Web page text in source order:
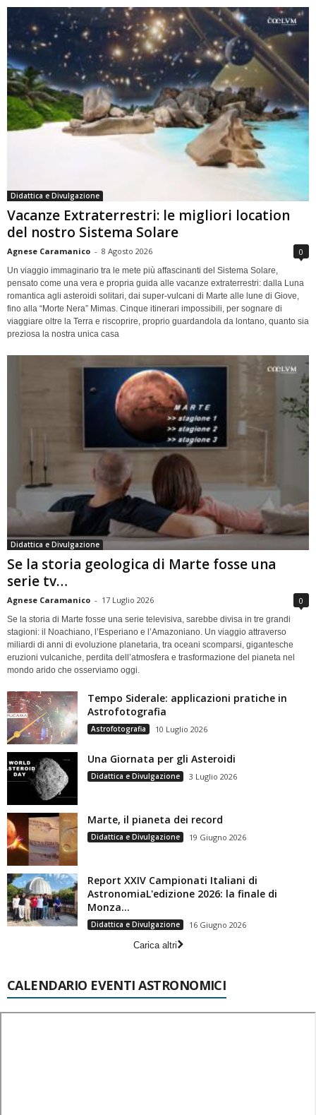
Didattica e Divulgazione
Vacanze Extraterrestri: le migliori location
del nostro Sistema Solare
Agnese Caramanico - 8 Agosto 2026 0
Un viaggio immaginario tra le mete più affascinanti del Sistema Solare,
pensato come una vera e propria guida alle vacanze extraterrestri: dalla Luna
romantica agli asteroidi solitari, dai super-vulcani di Marte alle lune di Giove,
fino alla “Morte Nera” Mimas. Cinque itinerari impossibili, per sognare di
viaggiare oltre la Terra e riscoprire, proprio guardandola da lontano, quanto sia
preziosa la nostra unica casa
Didattica e Divulgazione
Se la storia geologica di Marte fosse una
serie tv…
Agnese Caramanico - 17 Luglio 2026 0
Se la storia di Marte fosse una serie televisiva, sarebbe divisa in tre grandi
stagioni: il Noachiano, l’Esperiano e l’Amazoniano. Un viaggio attraverso
miliardi di anni di evoluzione planetaria, tra oceani scomparsi, gigantesche
eruzioni vulcaniche, perdita dell’atmosfera e trasformazione del pianeta nel
mondo arido che osserviamo oggi.
Tempo Siderale: applicazioni pratiche in
Astrofotografia
Astrofotografia 10 Luglio 2026
Una Giornata per gli Asteroidi
Didattica e Divulgazione 3 Luglio 2026
Marte, il pianeta dei record
Didattica e Divulgazione 19 Giugno 2026
Report XXIV Campionati Italiani di
AstronomiaL'edizione 2026: la finale di
Monza...
Didattica e Divulgazione
16 Giugno 2026
Carica altri
CALENDARIO EVENTI ASTRONOMICI